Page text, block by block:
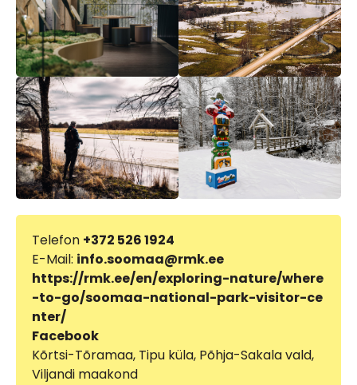
Telefon +372 526 1924
E-Mail: info.soomaa@rmk.ee
https://rmk.ee/en/exploring-nature/where
-to-go/soomaa-national-park-visitor-ce
nter/
Facebook
Kõrtsi-Tõramaa, Tipu küla, Põhja-Sakala vald,
Viljandi maakond